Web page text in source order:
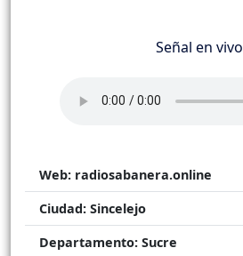
Señal en vivo
Web: radiosabanera.online
Ciudad: Sincelejo
Departamento: Sucre